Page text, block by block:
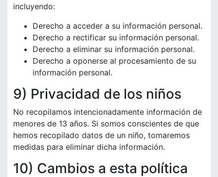
incluyendo:
Derecho a acceder a su información personal.
Derecho a rectificar su información personal.
Derecho a eliminar su información personal.
Derecho a oponerse al procesamiento de su
información personal.
9) Privacidad de los niños
No recopilamos intencionadamente información de
menores de 13 años. Si somos conscientes de que
hemos recopilado datos de un niño, tomaremos
medidas para eliminar dicha información.
10) Cambios a esta política